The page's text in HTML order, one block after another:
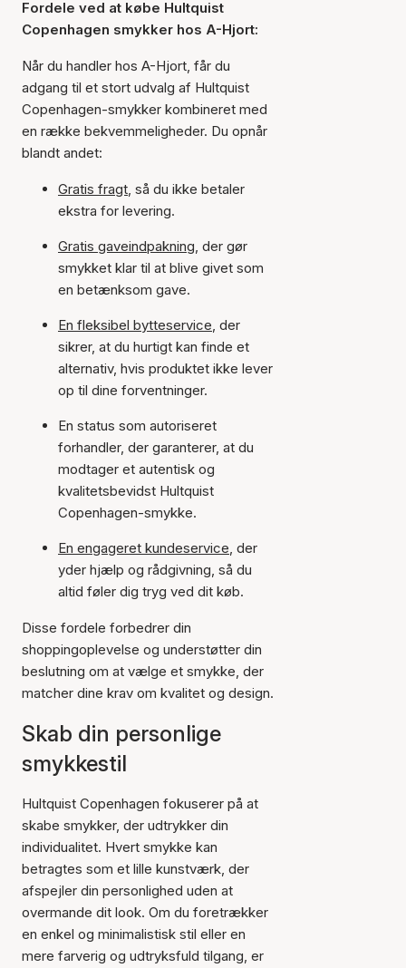
Fordele ved at købe Hultquist
Copenhagen smykker hos A-Hjort:
Når du handler hos A-Hjort, får du
adgang til et stort udvalg af Hultquist
Copenhagen-smykker kombineret med
en række bekvemmeligheder. Du opnår
blandt andet:
Gratis fragt, så du ikke betaler
ekstra for levering.
Gratis gaveindpakning, der gør
smykket klar til at blive givet som
en betænksom gave.
En fleksibel bytteservice, der
sikrer, at du hurtigt kan finde et
alternativ, hvis produktet ikke lever
op til dine forventninger.
En status som autoriseret
forhandler, der garanterer, at du
modtager et autentisk og
kvalitetsbevidst Hultquist
Copenhagen-smykke.
En engageret kundeservice, der
yder hjælp og rådgivning, så du
altid føler dig tryg ved dit køb.
Disse fordele forbedrer din
shoppingoplevelse og understøtter din
beslutning om at vælge et smykke, der
matcher dine krav om kvalitet og design.
Skab din personlige
smykkestil
Hultquist Copenhagen fokuserer på at
skabe smykker, der udtrykker din
individualitet. Hvert smykke kan
betragtes som et lille kunstværk, der
afspejler din personlighed uden at
overmande dit look. Om du foretrækker
en enkel og minimalistisk stil eller en
mere farverig og udtryksfuld tilgang, er